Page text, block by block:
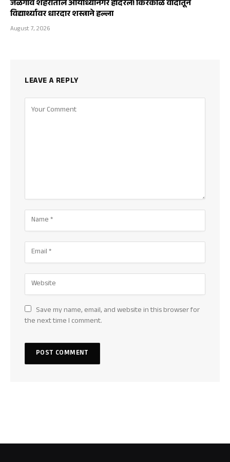
जळगाव शहरातील आयोध्यानगर हादरले! किरकोळ वादातून
विद्यार्थ्यावर धारदार शस्त्राने हल्ला
August 7, 2026
LEAVE A REPLY
Save my name, email, and website in this browser for
the next time I comment.